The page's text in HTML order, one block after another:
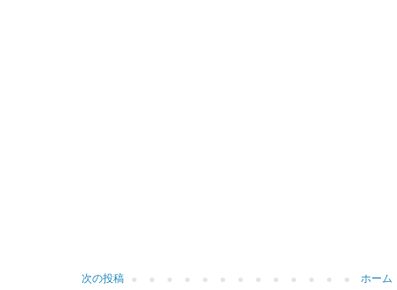
次の投稿 ホーム